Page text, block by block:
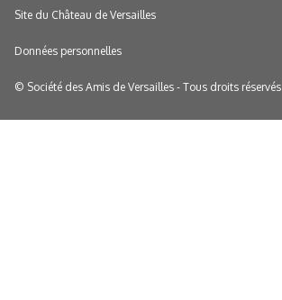
Site du Château de Versailles
Données personnelles
© Société des Amis de Versailles - Tous droits réservés